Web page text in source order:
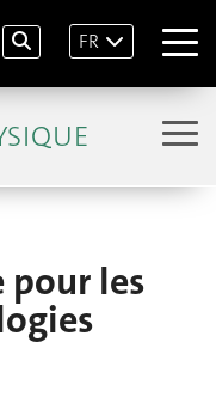
FR
pour les